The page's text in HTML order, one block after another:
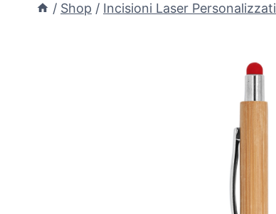
/ Shop / Incisioni Laser Personalizzati